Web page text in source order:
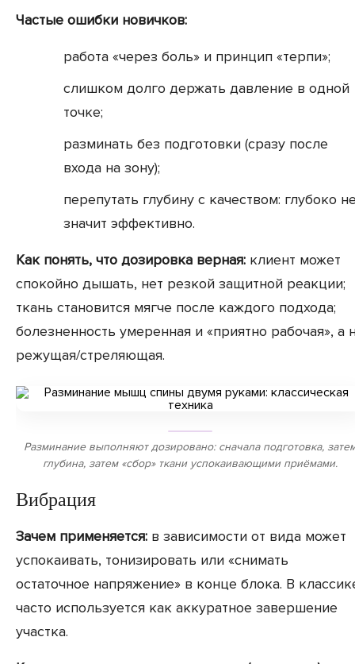
Частые ошибки новичков:
работа «через боль» и принцип «терпи»;
слишком долго держать давление в одной
точке;
разминать без подготовки (сразу после
входа на зону);
перепутать глубину с качеством: глубоко
значит эффективно.
Как понять, что дозировка верная: клиент может
спокойно дышать, нет резкой защитной реакции;
ткань становится мягче после каждого подхода;
болезненность умеренная и «приятно рабочая», а
режущая/стреляющая.
Разминание выполняют дозировано: сначала подготовка,
глубина, затем «сбор» ткани успокаивающими приёмами.
Вибрация
Зачем применяется: в зависимости от вида может
успокаивать, тонизировать или «снимать
остаточное напряжение» в конце блока. В
часто используется как аккуратное завершение
участка.